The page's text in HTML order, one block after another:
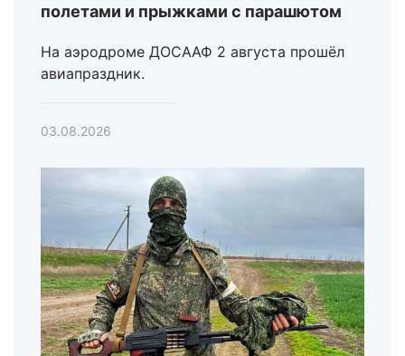
полетами и прыжками с парашютом
На аэродроме ДОСААФ 2 августа прошёл
авиапраздник.
03.08.2026